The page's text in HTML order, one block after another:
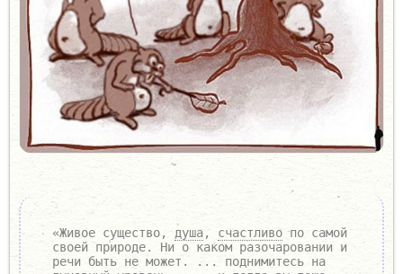
«Живое существо, душа, счастливо по самой
своей природе. Ни о каком разочаровании и
речи быть не может. ... поднимитесь на